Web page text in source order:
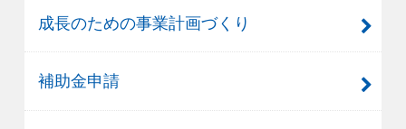
成長のための事業計画づくり
補助金申請